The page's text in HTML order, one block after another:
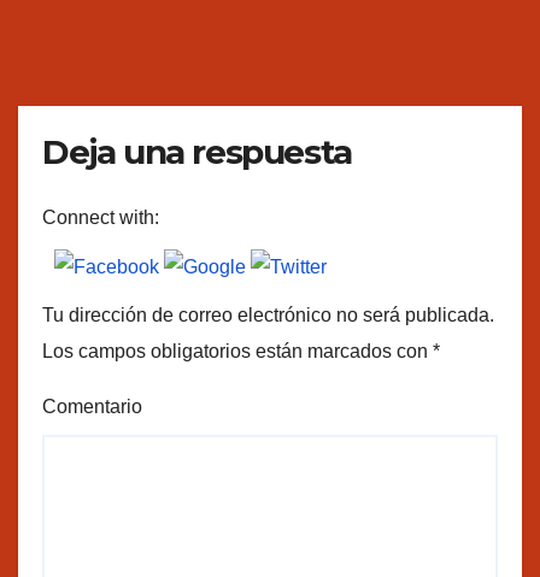
Deja una respuesta
Connect with:
Tu dirección de correo electrónico no será publicada.
Los campos obligatorios están marcados con *
Comentario